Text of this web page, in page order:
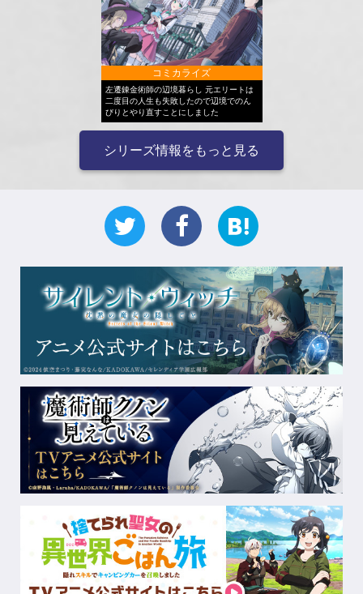
コミカライズ
左遷錬金術師の辺境暮らし 元エリートは
二度目の人生も失敗したので辺境でのん
びりとやり直すことにしました
シリーズ情報をもっと見る